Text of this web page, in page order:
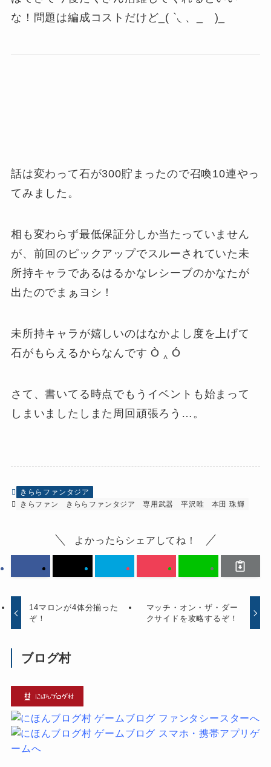
な！問題は編成コストだけど_( `◟ 、_ )_
話は変わって石が300貯まったので召喚10連やっ
てみました。
相も変わらず最低保証分しか当たっていません
が、前回のピックアップでスルーされていた未
所持キャラであるはるかなレシーブのかなたが
出たのでまぁヨシ！
未所持キャラが嬉しいのはなかよし度を上げて
石がもらえるからなんです Ò ‸ Ó
さて、書いてる時点でもうイベントも始まって
しまいましたしまた周回頑張ろう…。
きららファンタジア
きらファン
きららファンタジア 専用武器 平沢唯 本田 珠輝
よかったらシェアしてね！
14マロンが4体分揃った
ぞ！
マッチ・オン・ザ・ダー
クサイドを攻略するぞ！
ブログ村